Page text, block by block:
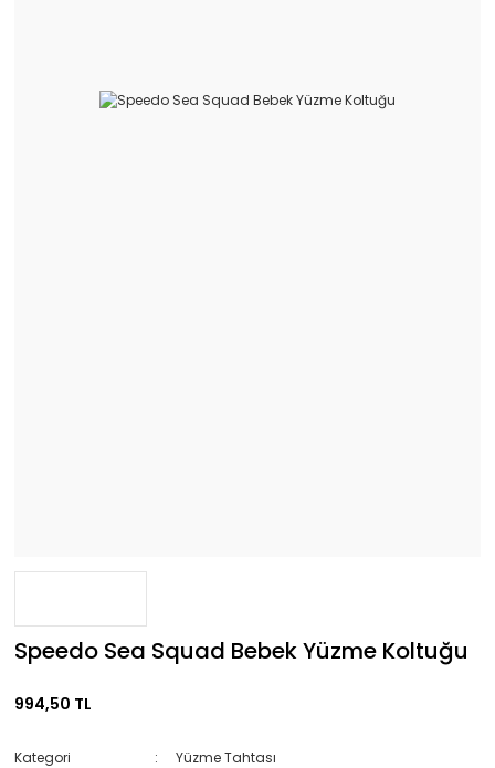
Speedo Sea Squad Bebek Yüzme Koltuğu
994,50 TL
Kategori
Yüzme Tahtası